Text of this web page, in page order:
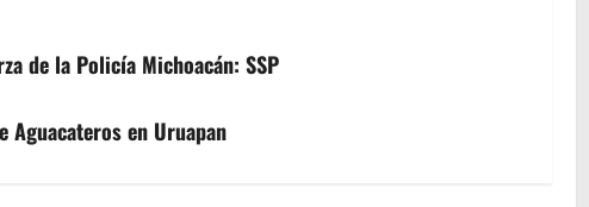
de la Policía Michoacán: SSP
Aguacateros en Uruapan